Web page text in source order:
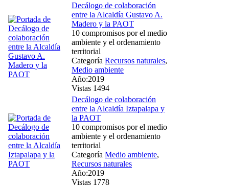
Decálogo de colaboración
entre la Alcaldía Gustavo A.
Madero y la PAOT
10 compromisos por el medio
ambiente y el ordenamiento
territorial
Categoría Recursos naturales,
Medio ambiente
Año:2019
Vistas 1494
Decálogo de colaboración
entre la Alcaldía Iztapalapa y
la PAOT
10 compromisos por el medio
ambiente y el ordenamiento
territorial
Categoría Medio ambiente,
Recursos naturales
Año:2019
Vistas 1778